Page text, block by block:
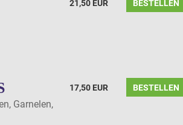
21,50 EUR BESTELLEN
Garnelen,
17,50 EUR BESTELLEN